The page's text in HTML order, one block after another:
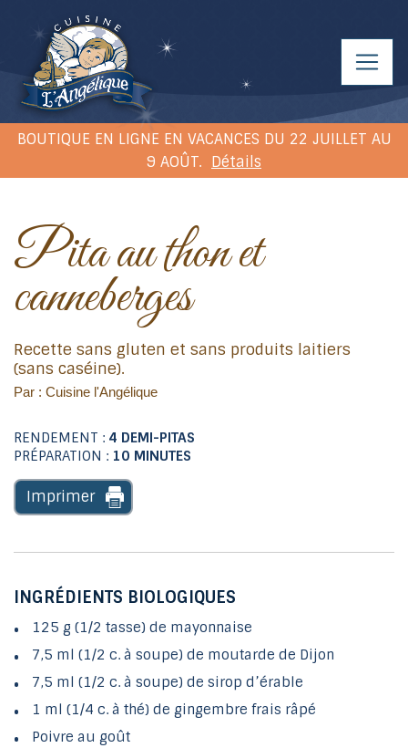
BOUTIQUE EN LIGNE EN VACANCES DU 22 JUILLET AU
9 AOÛT. Détails
Pita au thon et
canneberges
Recette sans gluten et sans produits laitiers
(sans caséine).
Par : Cuisine l'Angélique
RENDEMENT : 4 DEMI-PITAS
PRÉPARATION : 10 MINUTES
Imprimer
INGRÉDIENTS BIOLOGIQUES
125 g (1/2 tasse) de mayonnaise
7,5 ml (1/2 c. à soupe) de moutarde de Dijon
7,5 ml (1/2 c. à soupe) de sirop d’érable
1 ml (1/4 c. à thé) de gingembre frais râpé
Poivre au goût